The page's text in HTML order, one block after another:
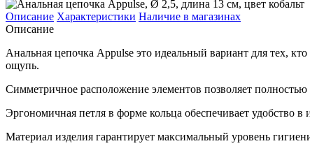
Описание Характеристики Наличие в магазинах
Описание
Анальная цепочка Appulse это идеальный вариант для тех,
ощупь.
Симметричное расположение элементов позволяет
Эргономичная петля в форме кольца обеспечивает удобство в
Материал изделия гарантирует максимальный уровень